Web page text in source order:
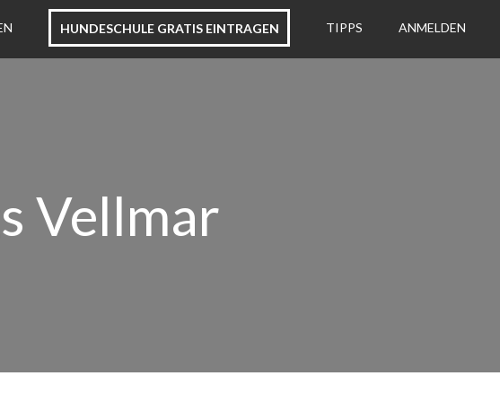
HUNDESCHULE GRATIS EINTRAGEN TIPPS ANMELDEN
Vellmar